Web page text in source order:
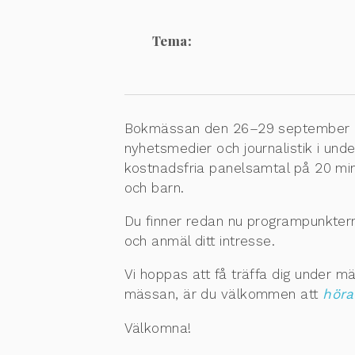
Tema:
Bokmässan den 26–29
nyhetsmedier och journalistik i
kostnadsfria panelsamtal på 20
och barn.
Du finner redan nu
och anmäl ditt intresse.
Vi hoppas att få träffa dig under
mässan, är du välkommen att
Välkomna!